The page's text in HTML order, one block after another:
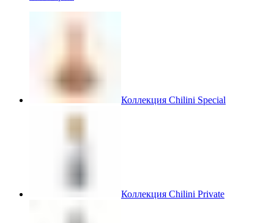
Коллекция Chilini Special
Коллекция Chilini Private